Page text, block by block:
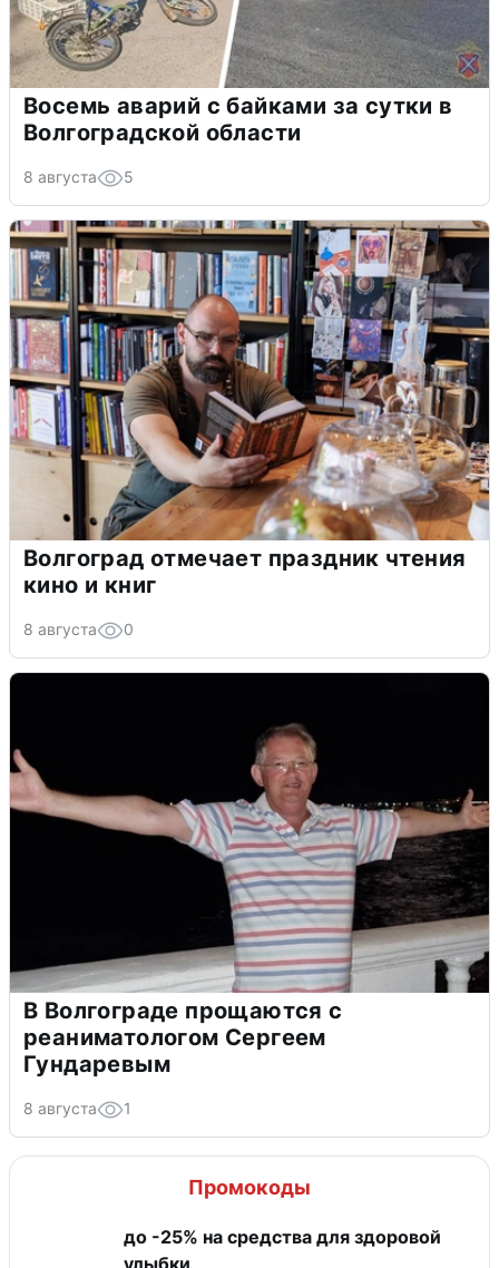
Восемь аварий с байками за сутки в
Волгоградской области
8 августа 5
Волгоград отмечает праздник чтения
кино и книг
8 августа 0
В Волгограде прощаются с
реаниматологом Сергеем
Гундаревым
8 августа 1
Промокоды
до -25% на средства для здоровой
улыбки